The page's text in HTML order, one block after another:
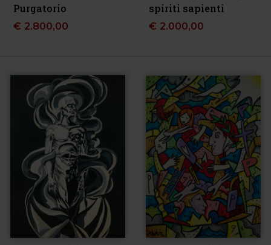
Purgatorio
€ 2.800,00
spiriti sapienti
€ 2.000,00